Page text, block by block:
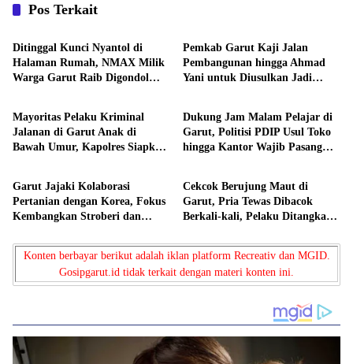
Pos Terkait
Berita
Ditinggal Kunci Nyantol di
Halaman Rumah, NMAX Milik
Warga Garut Raib Digondol
Pemkab Garut Kaji Jalan
Pembangunan hingga Ahmad
Yani untuk Diusulkan Jadi
Berita
Mayoritas Pelaku Kriminal
Jalanan di Garut Anak di
Bawah Umur, Kapolres Siapkan
Berita
Dukung Jam Malam Pelajar di
Garut, Politisi PDIP Usul Toko
hingga Kantor Wajib Pasang
Berita
Garut Jajaki Kolaborasi
Pertanian dengan Korea, Fokus
Kembangkan Stroberi dan
Berita
Cekcok Berujung Maut di
Garut, Pria Tewas Dibacok
Berkali-kali, Pelaku Ditangkap
Konten berbayar berikut adalah iklan platform Recreativ dan MGID.
Gosipgarut.id tidak terkait dengan materi konten ini.